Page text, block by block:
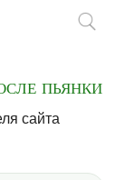
пьянки
сайта